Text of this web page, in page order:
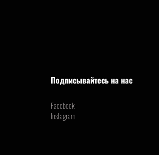
Подписывайтесь на нас
Facebook
Instagram